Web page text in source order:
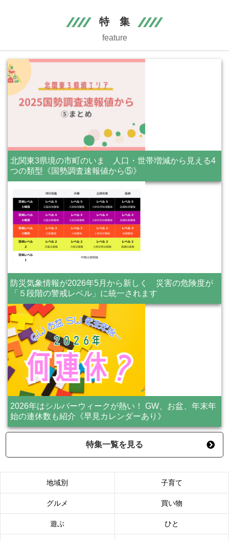
特 集
feature
北関東3県境の市町のいま 人口・世帯増減から見える4
つの類型《国勢調査速報値から⑤》
防災気象情報が2026年5月から新しく 災害の危険度が
「５段階の警戒レベル」に統一されます
2026年はシルバーウィークが熱い！ GW、お盆、年末年
始の連休数も紹介《早見カレンダーあり》
特集一覧を見る
地域別 子育て
グルメ 買い物
遊ぶ ひと